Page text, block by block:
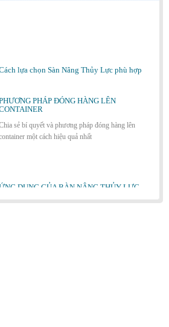
Bơm thủy lực Dock leveler
sẻ bí quyết và phương pháp đóng hàng lên
một cách hiệu quả nhất
các lĩnh vực, ngành nghề.